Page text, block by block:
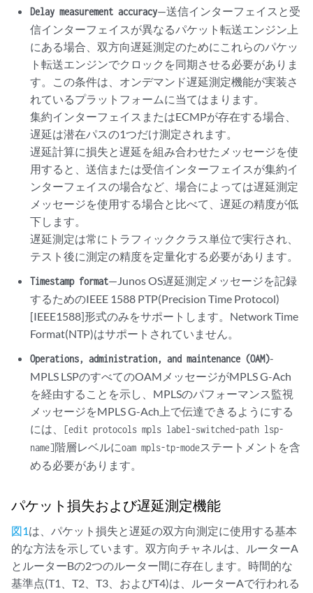
Delay measurement accuracy—送信インターフェイスと受
信インターフェイスが異なるパケット転送エンジン上
にある場合、双方向遅延測定のためにこれらのパケッ
ト転送エンジンでクロックを同期させる必要がありま
す。この条件は、オンデマンド遅延測定機能が実装さ
れているプラットフォームに当てはまります。
集約インターフェイスまたはECMPが存在する場合、
遅延は潜在パスの1つだけ測定されます。
遅延計算に損失と遅延を組み合わせたメッセージを使
用すると、送信または受信インターフェイスが集約イ
ンターフェイスの場合など、場合によっては遅延測定
メッセージを使用する場合と比べて、遅延の精度が低
下します。
遅延測定は常にトラフィッククラス単位で実行され、
テスト後に測定の精度を定量化する必要があります。
Timestamp format—Junos OS遅延測定メッセージを記録
するためのIEEE 1588 PTP(Precision Time Protocol)
[IEEE1588]形式のみをサポートします。Network Time
Format(NTP)はサポートされていません。
Operations, administration, and maintenance (OAM)-
MPLS LSPのすべてのOAMメッセージがMPLS G-Ach
を経由することを示し、MPLSのパフォーマンス監視
メッセージをMPLS G-Ach上で伝達できるようにする
には、 [edit protocols mpls label-switched-path lsp-
name]階層レベルにoam mpls-tp-modeステートメントを含
める必要があります。
パケット損失および遅延測定機能
図1は、パケット損失と遅延の双方向測定に使用する基本
的な方法を示しています。双方向チャネルは、ルーターA
とルーターBの2つのルーター間に存在します。時間的な
基準点(T1、T2、T3、およびT4)は、ルーターAで行われる